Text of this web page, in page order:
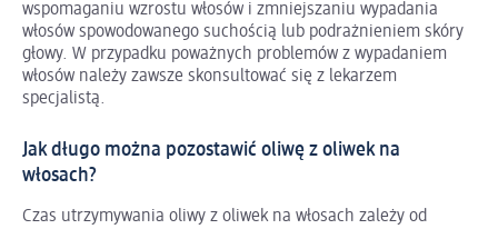
wspomaganiu wzrostu włosów i zmniejszaniu wypadania
włosów spowodowanego suchością lub podrażnieniem skóry
głowy. W przypadku poważnych problemów z wypadaniem
włosów należy zawsze skonsultować się z lekarzem
specjalistą.
Jak długo można pozostawić oliwę z oliwek na
włosach?
Czas utrzymywania oliwy z oliwek na włosach zależy od